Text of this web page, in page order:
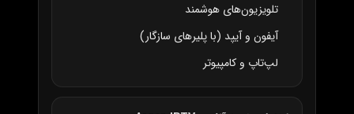
تلویزیون‌های هوشمند
آیفون و آیپد (با پلیرهای سازگار)
لپ‌تاپ و کامپیوتر